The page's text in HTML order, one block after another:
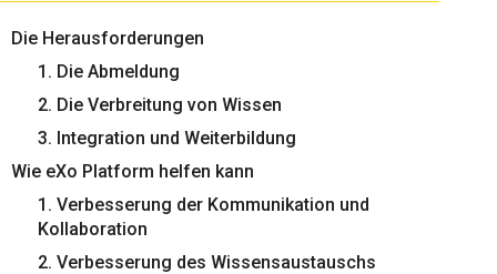
Die Herausforderungen
1. Die Abmeldung
2. Die Verbreitung von Wissen
3. Integration und Weiterbildung
Wie eXo Platform helfen kann
1. Verbesserung der Kommunikation und
Kollaboration
2. Verbesserung des Wissensaustauschs